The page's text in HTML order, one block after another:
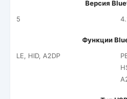
Версия
5
Функции
LE, HID, A2DP